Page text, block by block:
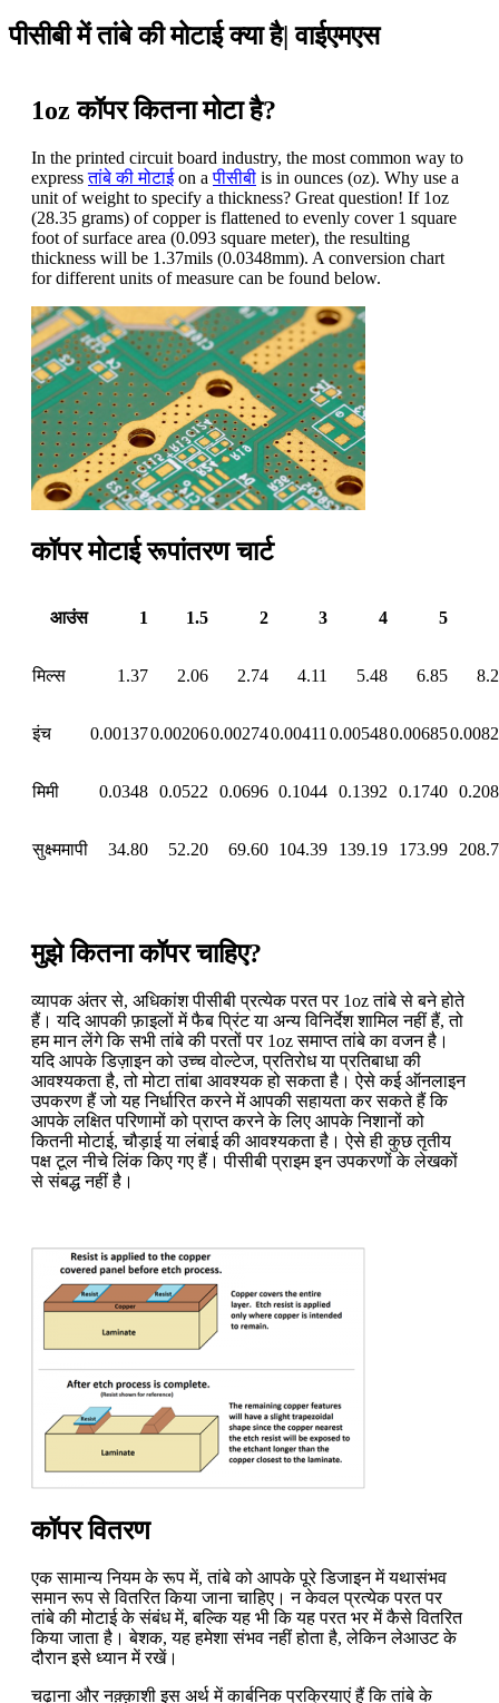
पीसीबी में तांबे की मोटाई क्या है| वाईएमएस
1oz कॉपर कितना मोटा है?
In the printed circuit board industry, the most common way to
expressतांबे की मोटाईon aपीसीबी is in ounces (oz). Why use a
unit of weight to specify a thickness? Great question! If 1oz
(28.35 grams) of copper is flattened to evenly cover 1 square
foot of surface area (0.093 square meter), the resulting
thickness will be 1.37mils (0.0348mm). A conversion chart
for different units of measure can be found below.
कॉपर मोटाई रूपांतरण चार्ट
आउंस 1 1.5 2 3 4 5
मिल्स 1.37 2.06 2.74 4.11 5.48 6.85
इंच 0.001370.002060.002740.00411 0.005480.00685
मिमी 0.0348 0.0522 0.0696 0.1044 0.1392 0.1740
सुक्ष्ममापी 34.80 52.20 69.60 104.39 139.19 173.99
मुझे कितना कॉपर चाहिए?
व्यापक अंतर से, अधिकांश पीसीबी प्रत्येक परत पर 1oz तांबे से बने होते
हैं। यदि आपकी फ़ाइलों में फैब प्रिंट या अन्य विनिर्देश शामिल नहीं हैं, तो
हम मान लेंगे कि सभी तांबे की परतों पर 1oz समाप्त तांबे का वजन है।
यदि आपके डिज़ाइन को उच्च वोल्टेज, प्रतिरोध या प्रतिबाधा की
आवश्यकता है, तो मोटा तांबा आवश्यक हो सकता है। ऐसे कई ऑनलाइन
उपकरण हैं जो यह निर्धारित करने में आपकी सहायता कर सकते हैं कि
आपके लक्षित परिणामों को प्राप्त करने के लिए आपके निशानों को
कितनी मोटाई, चौड़ाई या लंबाई की आवश्यकता है। ऐसे ही कुछ तृतीय
पक्ष टूल नीचे लिंक किए गए हैं। पीसीबी प्राइम इन उपकरणों के लेखकों
से संबद्ध नहीं है।
कॉपर वितरण
एक सामान्य नियम के रूप में, तांबे को आपके पूरे डिजाइन में यथासंभव
समान रूप से वितरित किया जाना चाहिए। न केवल प्रत्येक परत पर
तांबे की मोटाई के संबंध में, बल्कि यह भी कि यह परत भर में कैसे वितरित
किया जाता है। बेशक, यह हमेशा संभव नहीं होता है, लेकिन लेआउट के
दौरान इसे ध्यान में रखें।
चढ़ाना और नक़्क़ाशी इस अर्थ में कार्बनिक प्रक्रियाएं हैं कि तांबे के